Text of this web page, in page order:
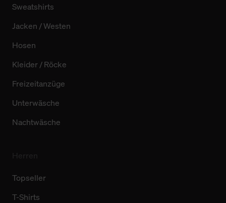
Sweatshirts
Jacken / Westen
Hosen
Kleider / Röcke
Freizeitanzüge
Unterwäsche
Nachtwäsche
Topseller
T-Shirts